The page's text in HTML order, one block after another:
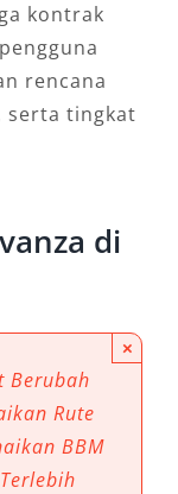
kontrak
rencana
serta tingkat
di
Berubah
Rute
BBM
×